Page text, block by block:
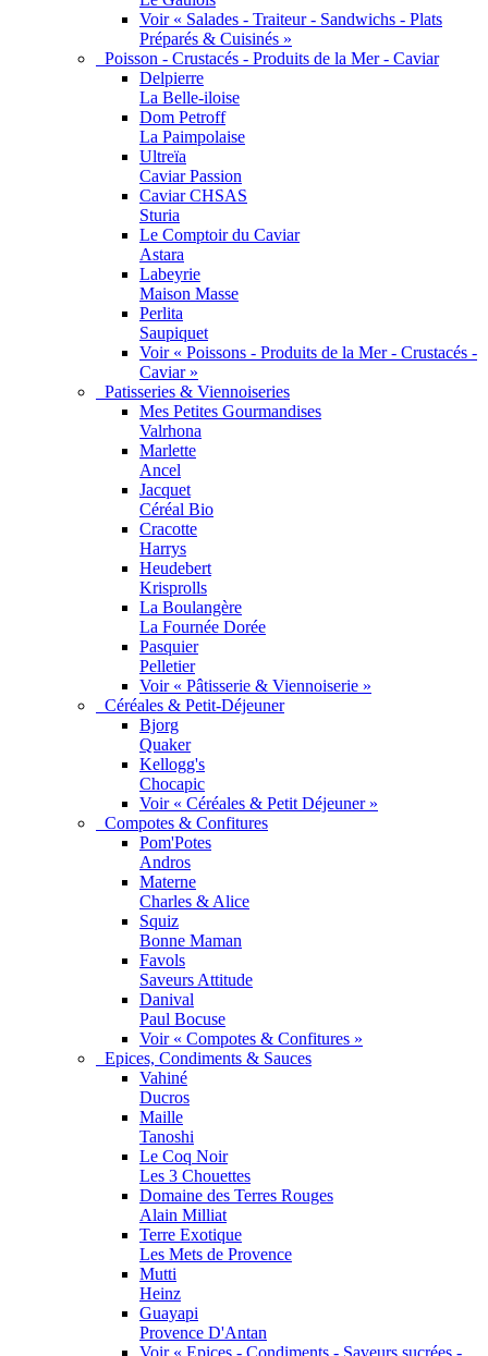
Voir « Salades - Traiteur - Sandwichs - Plats
Préparés & Cuisinés »
Poisson - Crustacés - Produits de la Mer - Caviar
Delpierre
La Belle-iloise
Dom Petroff
La Paimpolaise
Ultreïa
Caviar Passion
Caviar CHSAS
Sturia
Le Comptoir du Caviar
Astara
Labeyrie
Maison Masse
Perlita
Saupiquet
Voir « Poissons - Produits de la Mer - Crustacés -
Caviar »
Patisseries & Viennoiseries
Mes Petites Gourmandises
Valrhona
Marlette
Ancel
Jacquet
Céréal Bio
Cracotte
Harrys
Heudebert
Krisprolls
La Boulangère
La Fournée Dorée
Pasquier
Pelletier
Voir « Pâtisserie & Viennoiserie »
Céréales & Petit-Déjeuner
Bjorg
Quaker
Kellogg's
Chocapic
Voir « Céréales & Petit Déjeuner »
Compotes & Confitures
Pom'Potes
Andros
Materne
Charles & Alice
Squiz
Bonne Maman
Favols
Saveurs Attitude
Danival
Paul Bocuse
Voir « Compotes & Confitures »
Epices, Condiments & Sauces
Vahiné
Ducros
Maille
Tanoshi
Le Coq Noir
Les 3 Chouettes
Domaine des Terres Rouges
Alain Milliat
Terre Exotique
Les Mets de Provence
Mutti
Heinz
Guayapi
Provence D'Antan
Voir « Epices - Condiments - Saveurs sucrées -